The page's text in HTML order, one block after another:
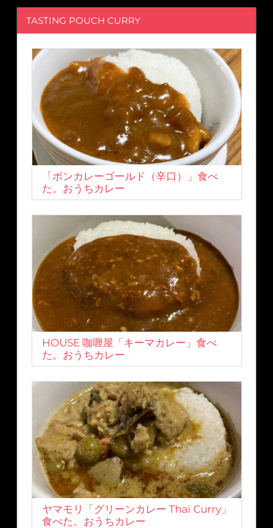
TASTING POUCH CURRY
「ボンカレーゴールド（辛口）」食べ
た。おうちカレー
HOUSE 咖喱屋「キーマカレー」食べ
た。おうちカレー
ヤマモリ「グリーンカレー Thai Curry」
食べた。おうちカレー